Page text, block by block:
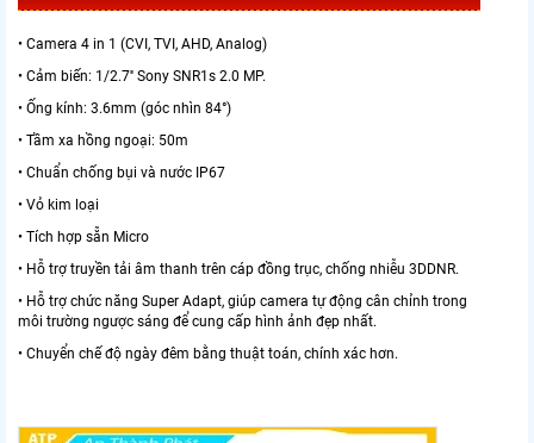
• Camera 4 in 1 (CVI, TVI, AHD, Analog)
• Cảm biến: 1/2.7'' Sony SNR1s 2.0 MP.
• Ống kính: 3.6mm (góc nhìn 84°)
• Tầm xa hồng ngoại: 50m
• Chuẩn chống bụi và nước IP67
• Vỏ kim loại
• Tích hợp sẵn Micro
• Hỗ trợ truyền tải âm thanh trên cáp đồng trục, chống nhiễu 3DDNR.
• Hỗ trợ chức năng Super Adapt, giúp camera tự động cân chỉnh trong
môi trường ngược sáng để cung cấp hình ảnh đẹp nhất.
• Chuyển chế độ ngày đêm bằng thuật toán, chính xác hơn.